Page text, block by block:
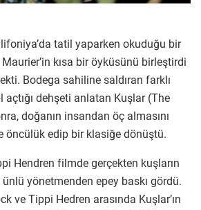
tatil yaparken okuduğu bir
kısa bir öyküsünü birleştirdi
Bodega sahiline saldıran farklı
açtığı dehşeti anlatan Kuşlar (The
doğanın insandan öç almasını
öncülük edip bir klasiğe dönüştü.
Hendren filmde gerçekten kuşların
ünlü yönetmenden epey baskı gördü.
ve Tippi Hedren arasında Kuşlar’ın